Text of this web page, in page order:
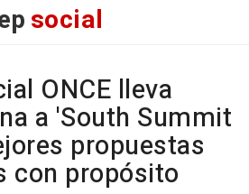
social
ONCE lleva
a 'South Summit
propuestas
con propósito